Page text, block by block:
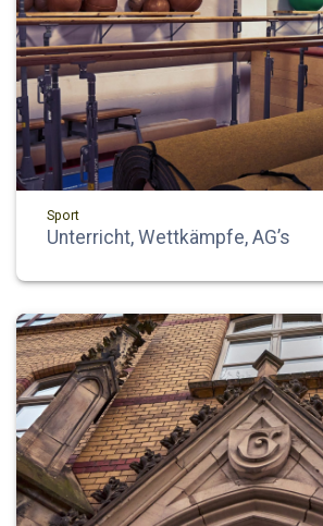
Sport
Unterricht, Wettkämpfe, AG’s